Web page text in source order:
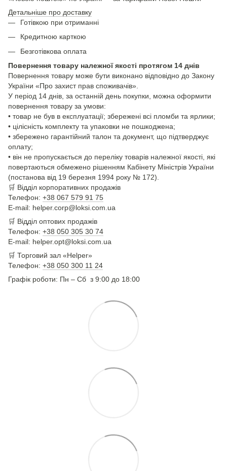
Детальніше про доставку
Готівкою при отриманні
Кредитною карткою
Безготівкова оплата
Повернення товару належної якості протягом 14 днів
Повернення товару може бути виконано відповідно до Закону
України «Про захист прав споживачів».
У період 14 днів, за останній день покупки, можна оформити
повернення товару за умови:
• товар не був в експлуатації; збережені всі пломби та ярлики;
• цілісність комплекту та упаковки не пошкоджена;
• збережено гарантійний талон та документ, що підтверджує
оплату;
• він не пропускається до переліку товарів належної якості, які
повертаються обмежено рішенням Кабінету Міністрів України
(постанова від 19 березня 1994 року № 172).
🛒 Відділ корпоративних продажів
Телефон: +38 067 579 91 75
E-mail: helper.corp@loksi.com.ua
🛒 Відділ оптових продажів
Телефон: +38 050 305 30 74
E-mail: helper.opt@loksi.com.ua
🛒 Торговий зал «Helper»
Телефон: +38 050 300 11 24
Графік роботи: Пн – Сб з 9:00 до 18:00